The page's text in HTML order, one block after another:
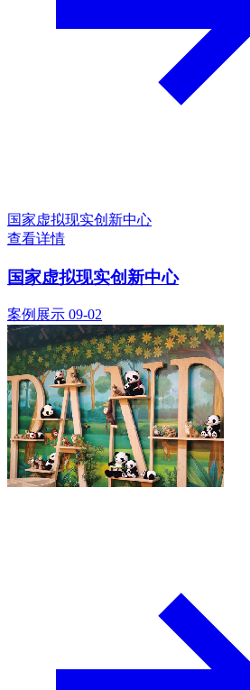
国家虚拟现实创新中心
查看详情
国家虚拟现实创新中心
案例展示 09-02